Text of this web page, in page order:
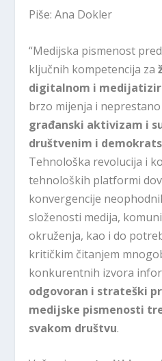
Piše: Ana Dokler
“Medijska pismenost
ključnih kompetencija za
digitalnom i
brzo mijenja i
građanski aktivizam i
društvenim i
Tehnološka revolucija i
tehnoloških platformi
konvergencije
složenosti medija,
okruženja, kao i do
kritičkim čitanjem
konkurentnih izvora
odgovoran i strateški
medijske pismenosti
svakom društvu.